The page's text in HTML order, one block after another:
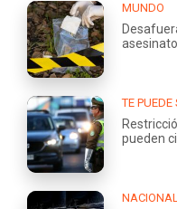
MUNDO
TE PUEDE
pueden